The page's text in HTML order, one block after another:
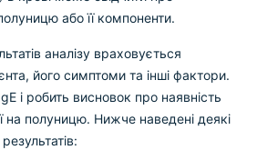
або її компоненти.
аналізу враховується
його симптоми та інші фактори.
і робить висновок про наявність
на полуницю. Нижче наведені деякі